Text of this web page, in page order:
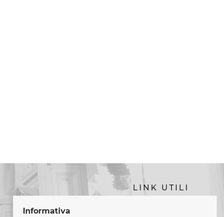
Informativa
LINK UTILI
congregazionevitaconsacrata.va